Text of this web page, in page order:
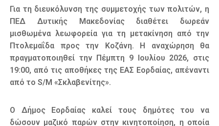
Για τη διευκόλυνση της συμμετοχής των πολιτών, η
ΠΕΔ Δυτικής Μακεδονίας διαθέτει δωρεάν
μισθωμένα λεωφορεία για τη μετακίνηση από την
Πτολεμαΐδα προς την Κοζάνη. Η αναχώρηση θα
πραγματοποιηθεί την Πέμπτη 9 Ιουλίου 2026, στις
19:00, από τις αποθήκες της ΕΑΣ Εορδαίας, απέναντι
από το S/M «Σκλαβενίτης».
Ο Δήμος Εορδαίας καλεί τους δημότες του να
δώσουν μαζικό παρών στην κινητοποίηση, η οποία